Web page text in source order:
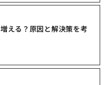
える？原因と解決策を考